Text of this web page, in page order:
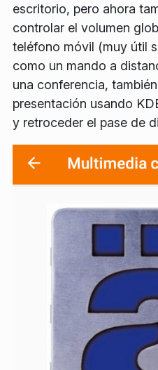
escritorio, pero ahora
controlar el volumen
teléfono móvil (muy útil
como un mando a
una conferencia,
presentación usando
y retroceder el pase de